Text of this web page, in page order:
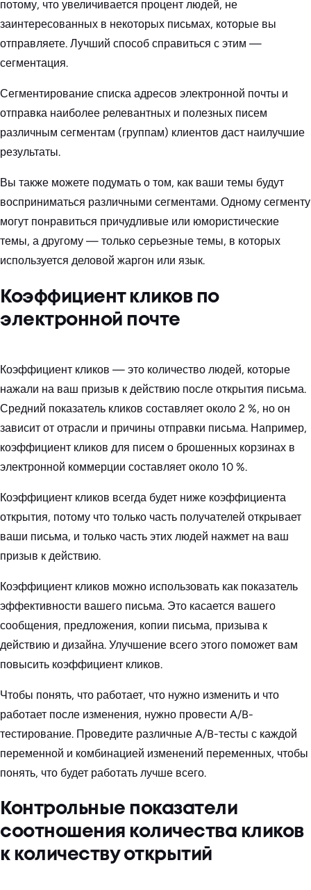
потому, что увеличивается процент людей, не
заинтересованных в некоторых письмах, которые вы
отправляете. Лучший способ справиться с этим —
сегментация.
Сегментирование списка адресов электронной почты и
отправка наиболее релевантных и полезных писем
различным сегментам (группам) клиентов даст наилучшие
результаты.
Вы также можете подумать о том, как ваши темы будут
восприниматься различными сегментами. Одному сегменту
могут понравиться причудливые или юмористические
темы, а другому — только серьезные темы, в которых
используется деловой жаргон или язык.
Коэффициент кликов по
электронной почте
Коэффициент кликов — это количество людей, которые
нажали на ваш призыв к действию после открытия письма.
Средний показатель кликов составляет около 2 %, но он
зависит от отрасли и причины отправки письма. Например,
коэффициент кликов для писем о брошенных корзинах в
электронной коммерции составляет около 10 %.
Коэффициент кликов всегда будет ниже коэффициента
открытия, потому что только часть получателей открывает
ваши письма, и только часть этих людей нажмет на ваш
призыв к действию.
Коэффициент кликов можно использовать как показатель
эффективности вашего письма. Это касается вашего
сообщения, предложения, копии письма, призыва к
действию и дизайна. Улучшение всего этого поможет вам
повысить коэффициент кликов.
Чтобы понять, что работает, что нужно изменить и что
работает после изменения, нужно провести A/B-
тестирование. Проведите различные A/B-тесты с каждой
переменной и комбинацией изменений переменных, чтобы
понять, что будет работать лучше всего.
Контрольные показатели
соотношения количества кликов
к количеству открытий